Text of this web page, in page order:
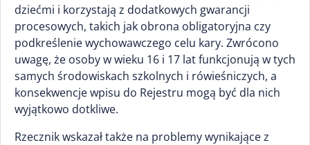
dziećmi i korzystają z dodatkowych gwarancji
procesowych, takich jak obrona obligatoryjna czy
podkreślenie wychowawczego celu kary. Zwrócono
uwagę, że osoby w wieku 16 i 17 lat funkcjonują w tych
samych środowiskach szkolnych i rówieśniczych, a
konsekwencje wpisu do Rejestru mogą być dla nich
wyjątkowo dotkliwe.
Rzecznik wskazał także na problemy wynikające z